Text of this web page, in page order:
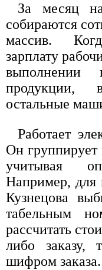
За месяц
собираются
массив.
зарплату
выполнении
продукции,
остальные
Работает
Он группирует
учитывая
Например, для
Кузнецова
табельным
рассчитать
либо заказу,
шифром заказа.